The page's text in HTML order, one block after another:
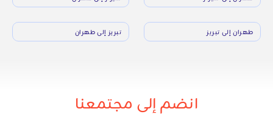
طهران إلى تبريز تبريز إلى طهران
انضم إلى مجتمعنا